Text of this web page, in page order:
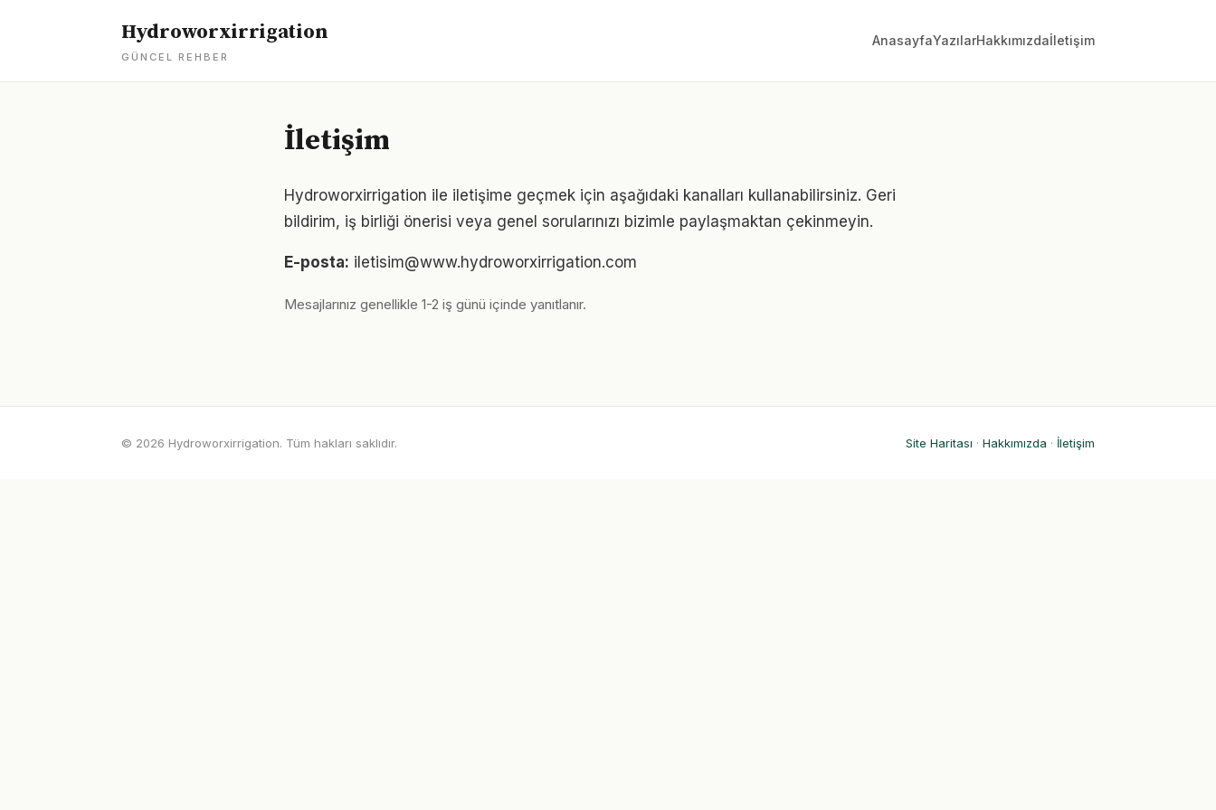
Hydroworxirrigation
GÜNCEL REHBER
AnasayfaYazılarHakkımızdaİletişim
İletişim
Hydroworxirrigation ile iletişime geçmek için aşağıdaki kanalları kullanabilirsiniz. Geri
bildirim, iş birliği önerisi veya genel sorularınızı bizimle paylaşmaktan çekinmeyin.
E-posta: iletisim@www.hydroworxirrigation.com
Mesajlarınız genellikle 1-2 iş günü içinde yanıtlanır.
© 2026 Hydroworxirrigation. Tüm hakları saklıdır. Site Haritası · Hakkımızda · İletişim